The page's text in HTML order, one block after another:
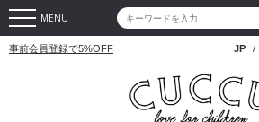
MENU
事前会員登録で5%OFF JP /